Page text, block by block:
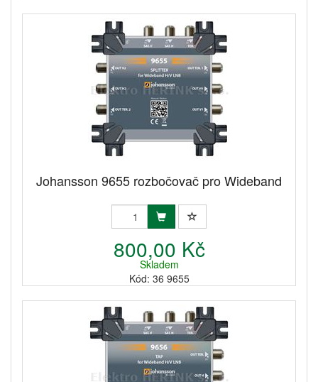
Johansson 9655 rozbočovač pro Wideband
800,00 Kč
Skladem
Kód: 36 9655